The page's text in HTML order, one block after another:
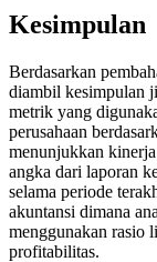
Kesimpulan
Berdasarkan
diambil kesimpulan
metrik yang
perusahaan
menunjukkan
angka dari laporan
selama periode
akuntansi dimana
menggunakan rasio
profitabilitas.